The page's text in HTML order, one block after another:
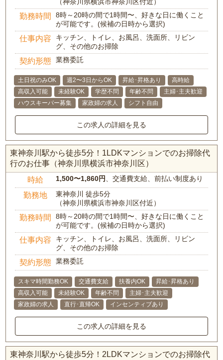
勤務時間
8時～20時の間で1時間〜、好きな日に働くこと
が可能です。(候補の日時から選択)
仕事内容
キッチン、トイレ、お風呂、洗面所、リビン
グ、その他のお掃除
契約形態 業務委託
土日祝のみOK 週2〜3日からOK 昇給･昇格あり
高時給
高収入可能
未経験OK 学歴不問 年齢不問
主婦･主夫歓迎
ハウスキーパー募集
家政婦の求人 シフト自由
この求人の詳細を見る
東神奈川駅から徒歩5分！1LDKマンションでのお掃除代
行のお仕事（神奈川県横浜市神奈川区）
時給 1,500〜1,860円 、交通費支給、前払い制度あり
勤務地
東神奈川 徒歩5分
（神奈川県横浜市神奈川区付近）
勤務時間
8時～20時の間で1時間〜、好きな日に働くこと
が可能です。(候補の日時から選択)
仕事内容
キッチン、トイレ、お風呂、洗面所、リビン
グ、その他のお掃除
契約形態 業務委託
スキマ時間勤務OK 交通費支給 扶養内OK
昇給･昇格あり
高収入可能
未経験OK 年齢不問
主婦･主夫歓迎
家政婦の求人
直行･直帰OK インセンティブあり
この求人の詳細を見る
東神奈川駅から徒歩5分！2LDKマンションでのお掃除代